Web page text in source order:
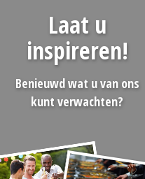
Laat u
inspireren!
Benieuwd wat u van ons
kunt verwachten?